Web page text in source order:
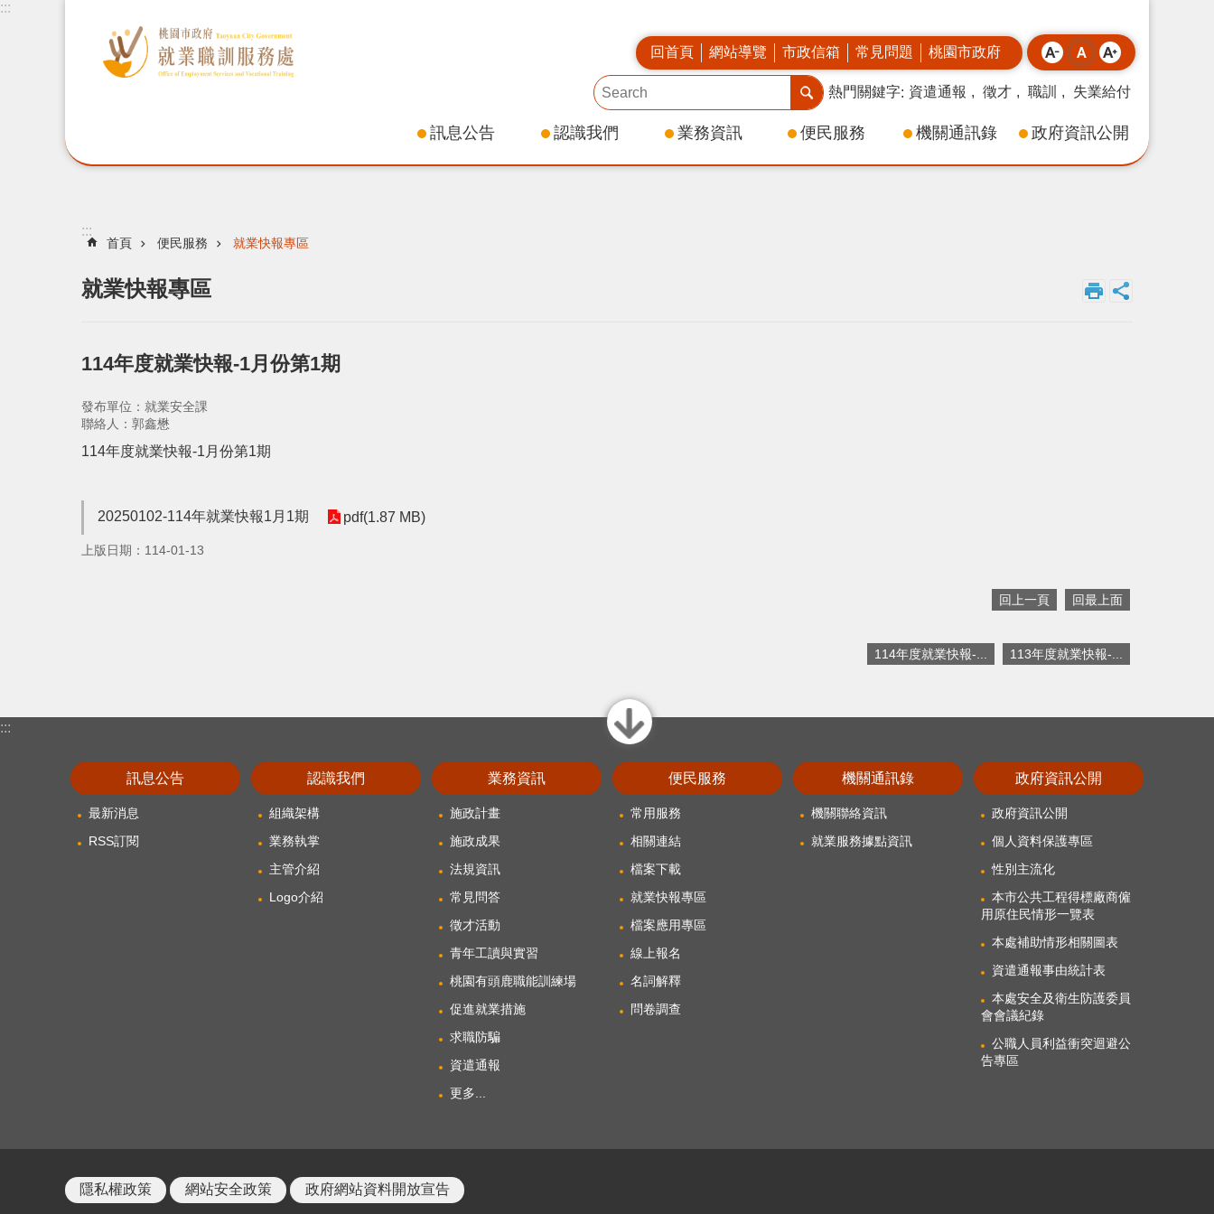
:::
回首頁 網站導覽 市政信箱 常見問題 桃園市政府
熱門關鍵字 資遣通報 徵才 職訓 失業給付
訊息公告 認識我們 業務資訊 便民服務 機關通訊錄 政府資訊公開
:::
首頁 便民服務 就業快報專區
就業快報專區
114年度就業快報-1月份第1期
發布單位：就業安全課
聯絡人：郭鑫懋
114年度就業快報-1月份第1期
20250102-114年就業快報1月1期 pdf(1.87 MB)
上版日期：114-01-13
回上一頁 回最上面
114年度就業快報-... 113年度就業快報-...
:::
訊息公告
最新消息
RSS訂閱
認識我們
組織架構
業務執掌
主管介紹
Logo介紹
業務資訊
施政計畫
施政成果
法規資訊
常見問答
徵才活動
青年工讀與實習
桃園有頭鹿職能訓練場
促進就業措施
求職防騙
資遣通報
更多...
便民服務
常用服務
相關連結
檔案下載
就業快報專區
檔案應用專區
線上報名
名詞解釋
問卷調查
機關通訊錄
機關聯絡資訊
就業服務據點資訊
政府資訊公開
政府資訊公開
個人資料保護專區
性別主流化
本市公共工程得標廠商僱
用原住民情形一覽表
本處補助情形相關圖表
資遣通報事由統計表
本處安全及衛生防護委員
會會議紀錄
公職人員利益衝突迴避公
告專區
隱私權政策 網站安全政策 政府網站資料開放宣告